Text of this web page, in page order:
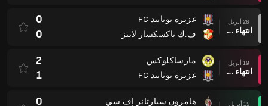
26 أبريل
انتهاء وقت المباراة
غزيرة يونايتد FC
ف.ك ناكسكسار لاينز
0
0
19 أبريل
انتهاء وقت المباراة
مارساكلوكس
غزيرة يونايتد FC
2
1
15 أبريل
هامرون سبارتانز إف سي
0